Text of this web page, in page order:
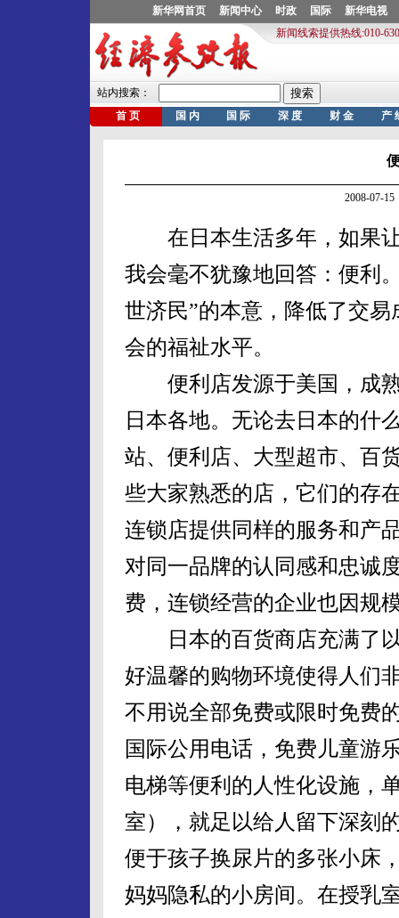
2008-07-
在日本生活多年，如果让
我会毫不犹豫地回答：便利
世济民”的本意，降低了交
会的福祉水平。
便利店发源于美国，成熟
日本各地。无论去日本的什
站、便利店、大型超市、百
些大家熟悉的店，它们的存
连锁店提供同样的服务和产
对同一品牌的认同感和忠诚
费，连锁经营的企业也因规
日本的百货商店充满了以
好温馨的购物环境使得人们
不用说全部免费或限时免费
国际公用电话，免费儿童游
电梯等便利的人性化设施，
室），就足以给人留下深刻
便于孩子换尿片的多张小床
妈妈隐私的小房间。在授乳